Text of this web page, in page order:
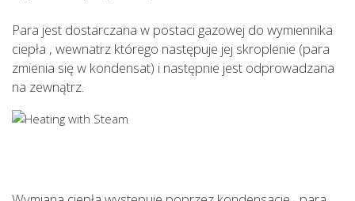
Para jest dostarczana w postaci gazowej do wymiennika
ciepła , wewnatrz którego następuje jej skroplenie (para
zmienia się w kondensat) i następnie jest odprowadzana
na zewnątrz.